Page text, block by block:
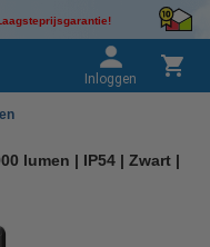
Inloggen
lumen | IP54 | Zwart |